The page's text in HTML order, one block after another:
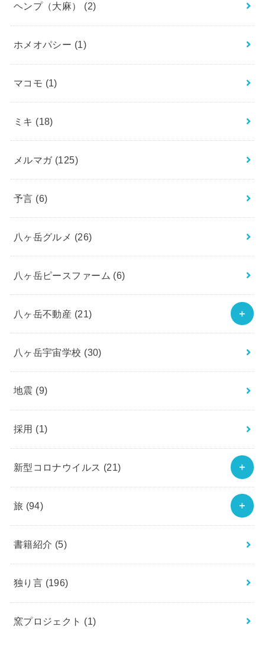
ヘンプ（大麻） (2)
ホメオパシー (1)
マコモ (1)
ミキ (18)
メルマガ (125)
予言 (6)
八ヶ岳グルメ (26)
八ヶ岳ピースファーム (6)
八ヶ岳不動産 (21)
八ヶ岳宇宙学校 (30)
地震 (9)
採用 (1)
新型コロナウイルス (21)
旅 (94)
書籍紹介 (5)
独り言 (196)
窯プロジェクト (1)